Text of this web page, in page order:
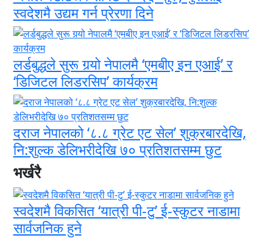
स्वदेशमै उद्यम गर्न प्रेरणा दिने
लर्डबुद्धले सुरू गर्‍यो नेपालमै ‘एमबीए इन एआई’ र
‘डिजिटल लिडरसिप’ कार्यक्रम
दराज नेपालको ‘८.८ ग्रेट एट सेल’ शुक्रबारदेखि,
नि:शुल्क डेलिभरीदेखि ७० प्रतिशतसम्म छुट
भर्खरै
स्वदेशमै विकसित ‘यात्री पी-टु’ ई-स्कुटर नाडामा
सार्वजनिक हुने